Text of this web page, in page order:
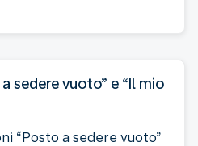
sedere vuoto” e “Il mio
“Posto a sedere vuoto”